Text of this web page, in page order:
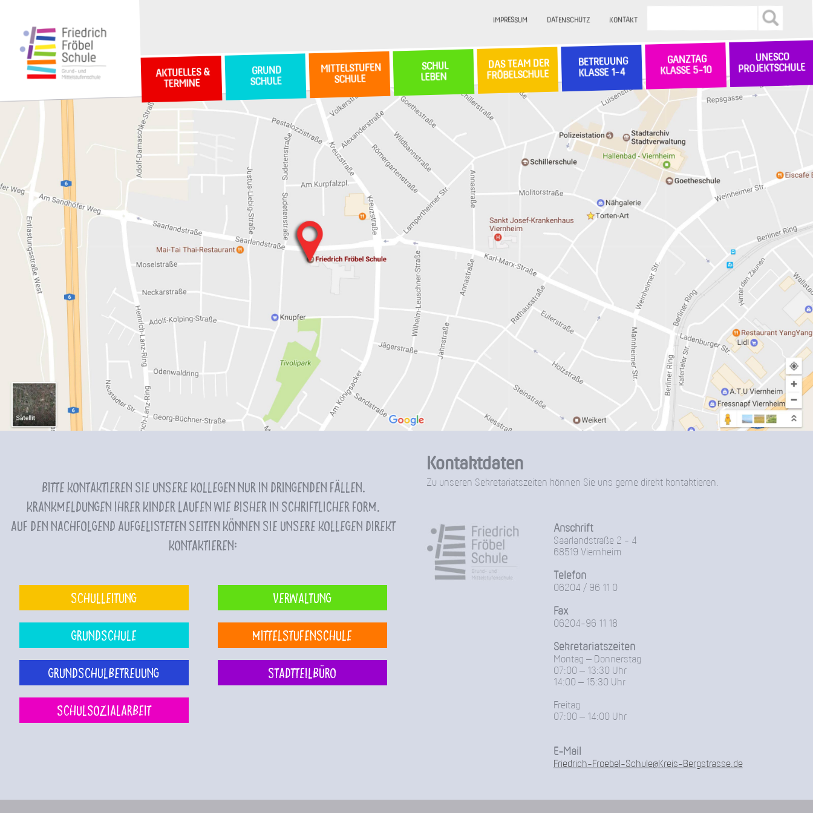
IMPRESSUM DATENSCHUTZ KONTAKT
AKTUELLES &
TERMINE
GRUND
SCHULE
MITTELSTUFEN
SCHULE
SCHUL
LEBEN
DAS TEAM DER
FRÖBELSCHULE
BETREUUNG
KLASSE 1-4
GANZTAG
KLASSE 5-10
UNESCO
PROJEKTSCHULE
Bitte kontaktieren Sie unsere Kollegen nur in dringenden Fällen.
Krankmeldungen Ihrer Kinder laufen wie bisher in schriftlicher Form.
Auf den nachfolgend aufgelisteten Seiten können Sie unsere Kollegen direkt
kontaktieren:
Schulleitung Verwaltung
Grundschule Mittelstufenschule
Grundschulbetreuung Stadtteilbüro
Schulsozialarbeit
Kontaktdaten
Zu unseren Sekretariatszeiten können Sie uns gerne direkt kontaktieren.
Anschrift
Saarlandstraße 2 - 4
68519 Viernheim
Telefon
06204 / 96 11 0
Fax
06204-96 11 18
Sekretariatszeiten
Montag – Donnerstag
07:00 – 13:30 Uhr
14:00 – 15:30 Uhr
Freitag
07:00 – 14:00 Uhr
E-Mail
Friedrich-Froebel-Schule@Kreis-Bergstrasse.de